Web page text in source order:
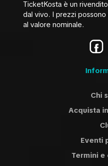
TicketKosta è un
dal vivo. I prezzi
al valore nominale.
Chi
Acquista
Eventi
Termini